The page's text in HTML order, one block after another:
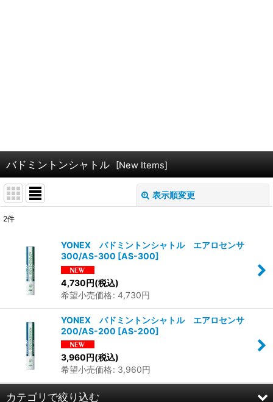
バドミントンシャトル [New Items]
表示順変更
並び順
絞り込む
2件
YONEX バドミントンシャトル エアロセンサ
300/AS-300 [AS-300]
4,730円(税込)
希望小売価格: 4,730円
YONEX バドミントンシャトル エアロセンサ
200/AS-200 [AS-200]
3,960円(税込)
希望小売価格: 3,960円
カテゴリで絞り込む